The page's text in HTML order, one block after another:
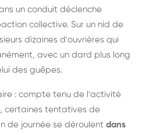
un conduit déclenche
collective. Sur un nid de
dizaines d'ouvrières qui
avec un dard plus long
des guêpes.
: compte tenu de l'activité
certaines tentatives de
de journée se déroulent dans